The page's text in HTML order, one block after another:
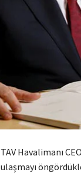
TAV Havalimanı
ulaşmayı